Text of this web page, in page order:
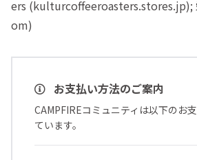
ers (kulturcoffeeroasters.stores.jp);
om)
お支払い方法のご案内
CAMPFIREコミュニティは以下のお
ています。